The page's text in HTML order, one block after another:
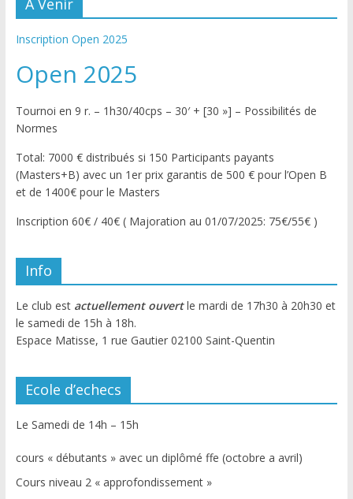
Inscription Open 2025
Open 2025
Tournoi en 9 r. – 1h30/40cps – 30′ + [30 »] – Possibilités de
Normes
Total: 7000 € distribués si 150 Participants payants
(Masters+B) avec un 1er prix garantis de 500 € pour l’Open B
et de 1400€ pour le Masters
Inscription 60€ / 40€ ( Majoration au 01/07/2025: 75€/55€ )
Info
Le club estactuellement ouvertle mardi de 17h30 à 20h30 et
le samedi de 15h à 18h.
Espace Matisse, 1 rue Gautier 02100 Saint-Quentin
Ecole d’echecs
Le Samedi de 14h – 15h
cours « débutants » avec un diplômé ffe (octobre a avril)
Cours niveau 2 « approfondissement »